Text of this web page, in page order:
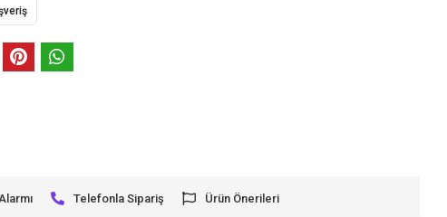
Telefonla Sipariş Ürün Önerileri